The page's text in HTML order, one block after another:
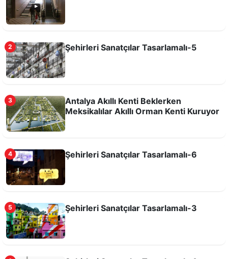
2 Şehirleri Sanatçılar Tasarlamalı-5
3
Antalya Akıllı Kenti Beklerken
Meksikalılar Akıllı Orman Kenti Kuruyor
4 Şehirleri Sanatçılar Tasarlamalı-6
5 Şehirleri Sanatçılar Tasarlamalı-3